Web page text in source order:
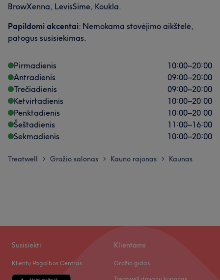
BrowXenna, LevisSime, Koukla.
Papildomi akcentai: Nemokama stovėjimo aikštelė,
patogus susisiekimas.
Pirmadienis 10:00–20:00
Antradienis
09:00–20:00
Trečiadienis
09:00–20:00
Ketvirtadienis
10:00–20:00
Penktadienis
10:00–20:00
Šeštadienis
11:00–16:00
Sekmadienis
10:00–20:00
Treatwell > Grožio salonas > Kauno rajonas > Kaunas
Susisiekti
Klientų Pagalbos Centras
Klientams
Grožio gidas